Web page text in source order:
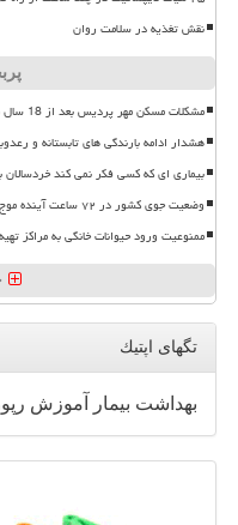
نقش تغذیه در سلامت روان
مشکلات مسکن مهر پردیس بعد از 18 سال باید حل شود
هشدار ادامه بارندگی های تابستانه و رعدوبرق در ۴ استان
بیماری ای که کسی فکر نمی کند خردسالان
وضعیت جوی کشور در ۷۲ ساعت آینده موج بارندگی های تابستانه در راه ۱۱ استان
ممنوعیت ورود حیوانات خانگی به مراکز
تگهای اپتیك
بهداشت بیمار آموزش